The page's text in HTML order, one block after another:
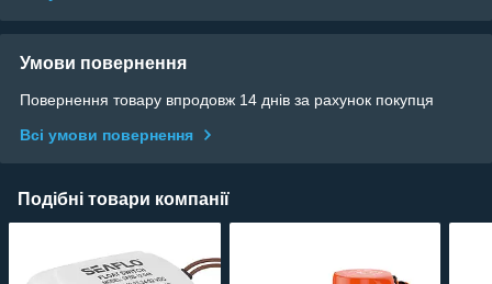
Умови повернення
Повернення товару впродовж 14 днів за рахунок покупця
Всі умови повернення
Подібні товари компанії